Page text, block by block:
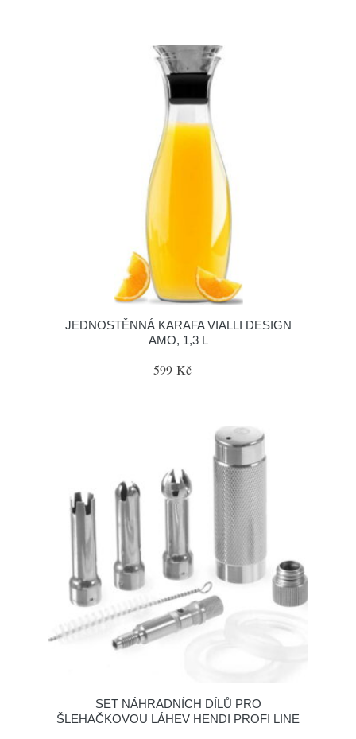
JEDNOSTĚNNÁ KARAFA VIALLI DESIGN
AMO, 1,3 L
599 Kč
SET NÁHRADNÍCH DÍLŮ PRO
ŠLEHAČKOVOU LÁHEV HENDI PROFI LINE